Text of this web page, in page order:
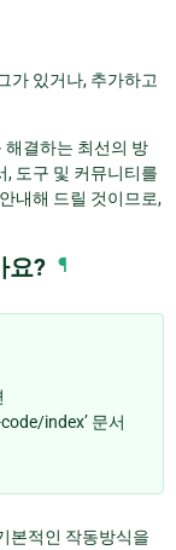
가 있거나, 추가하고
해결하는 최선의 방
, 도구 및 커뮤니티를
내해 드릴 것이므로,
요? ¶
index’ 문서
본적인 작동방식을